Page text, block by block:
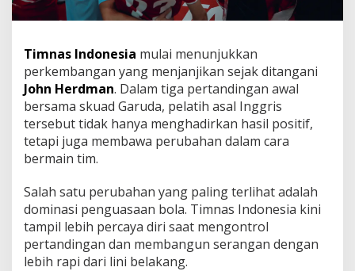
Timnas Indonesia mulai menunjukkan
perkembangan yang menjanjikan sejak ditangani
John Herdman. Dalam tiga pertandingan awal
bersama skuad Garuda, pelatih asal Inggris
tersebut tidak hanya menghadirkan hasil positif,
tetapi juga membawa perubahan dalam cara
bermain tim.
Salah satu perubahan yang paling terlihat adalah
dominasi penguasaan bola. Timnas Indonesia kini
tampil lebih percaya diri saat mengontrol
pertandingan dan membangun serangan dengan
lebih rapi dari lini belakang.